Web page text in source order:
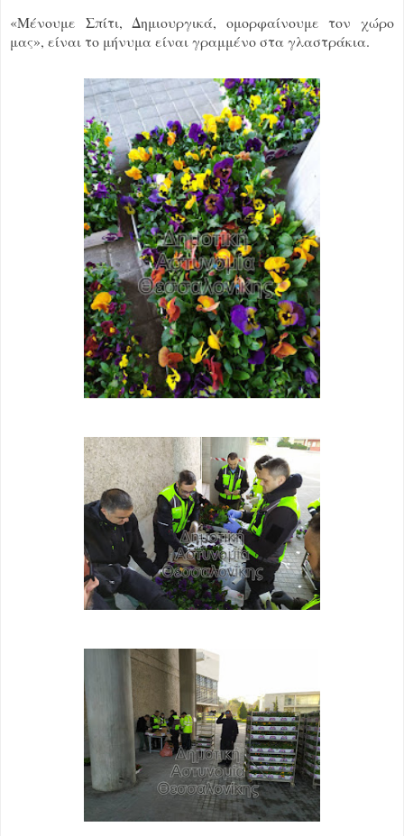
«Μένουμε Σπίτι, Δημιουργικά, ομορφαίνουμε τον χώρο
μας», είναι το μήνυμα είναι γραμμένο στα γλαστράκια.